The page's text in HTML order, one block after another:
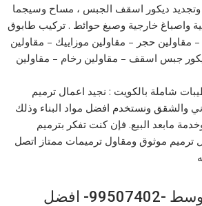
وتجديد ديكور اسقف الجبس ، مساح وسيجما
واصباغ خارجية وصبغ حوائط . تركيب طابوق
مقاولين حجر – مقاولين موزاييك – مقاولين
جبس اسقف – مقاولين رخام – مقاولين
شاملة بالكويت : نجيد اعمال ترميم
والشقق ونستخدم افضل مواد البناء وذلك
مابعد البيع. فإن كنت تفكر بترميم
ترميم موثوق ومقاول ترميمات ممتاز اتصل
شركة الشرق الاوسط -99507402- افضل